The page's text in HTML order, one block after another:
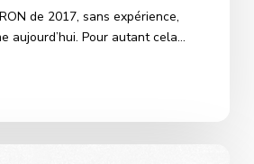
de 2017, sans expérience,
aujourd’hui. Pour autant cela…